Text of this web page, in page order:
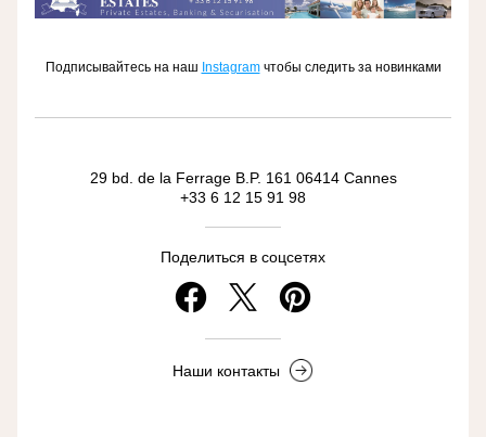
Подписывайтесь на наш Instagram чтобы следить за новинками
29 bd. de la Ferrage B.P. 161 06414 Cannes
+33 6 12 15 91 98
Поделиться в соцсетях
Наши контакты